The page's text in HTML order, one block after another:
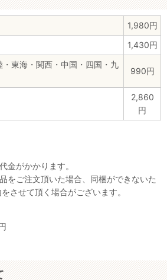
1,980円
1,430円
東海・関西・中国・四国・九
990円
2,860
円
金がかかります。
をご注文頂いた場合、同梱ができないた
させて頂く場合がございます。